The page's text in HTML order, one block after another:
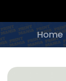
Home